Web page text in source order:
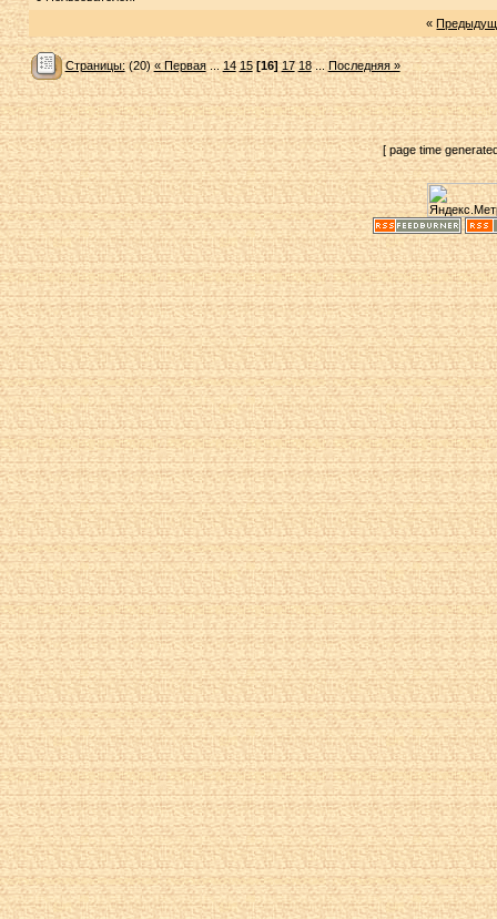
«
Страницы:(20)« Первая... 14 15 [16] 17 18... Последняя »
[ page time